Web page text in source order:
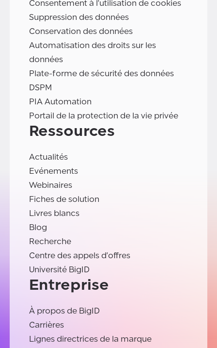
Consentement à l'utilisation de cookies
Suppression des données
Conservation des données
Automatisation des droits sur les
données
Plate-forme de sécurité des données
DSPM
PIA Automation
Portail de la protection de la vie privée
Ressources
Actualités
Evénements
Webinaires
Fiches de solution
Livres blancs
Blog
Recherche
Centre des appels d'offres
Université BigID
Entreprise
À propos de BigID
Carrières
Lignes directrices de la marque